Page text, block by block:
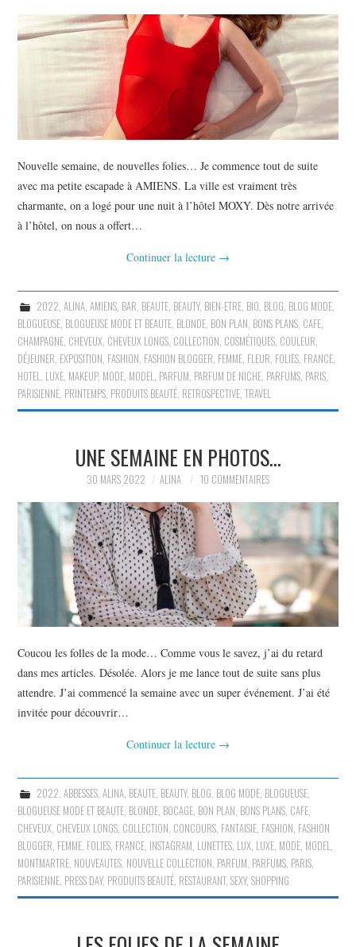
ENVIES DANS LA MODE, LE
LUXE ET LA BEAUTÉ EN Y
AJOUTANT MON PETIT
GRAIN DE FOLIE ET MES
PETITS TUYAUX…
Nouvelle semaine, de nouvelles folies… Je commence tout de suite
avec ma petite escapade à AMIENS. La ville est vraiment très
charmante, on a logé pour une nuit à l’hôtel MOXY. Dès notre arrivée
à l’hôtel, on nous a offert…
Continuer la lecture →
2022 ALINA, AMIENS, BAR BEAUTE, BEAUTY, BIEN-ETRE, BIO BLOG BLOG MODE,
BLOGUEUSE BLOGUEUSE MODE ET BEAUTE BLONDE BON PLAN BONS PLANS CAFE
CHAMPAGNE CHEVEUX CHEVEUX LONGS COLLECTION COSMÉTIQUES COULEUR
DÉJEUNER EXPOSITION FASHION FASHION BLOGGER FEMME FLEUR FOLIES FRANCE
HOTEL LUXE MAKEUP, MODE MODEL PARFUM PARFUM DE NICHE PARFUMS PARIS
PARISIENNE PRINTEMPS PRODUITS BEAUTÉ RETROSPECTIVE ,TRAVEL
UNE SEMAINE EN PHOTOS…
30 MARS 2022 ALINA 10 COMMENTAIRES
Coucou les folles de la mode… Comme vous le savez, j’ai du retard
dans mes articles. Désolée. Alors je me lance tout de suite sans plus
attendre. J’ai commencé la semaine avec un super événement. J’ai été
invitée pour découvrir…
Continuer la lecture →
2022, ABBESSES, ALINA, BEAUTE, BEAUTY, BLOG, BLOG MODE, BLOGUEUSE,
BLOGUEUSE MODE ET BEAUTE, BLONDE, BOCAGE, BON PLAN, BONS PLANS, CAFE,
CHEVEUX, CHEVEUX LONGS, COLLECTION, CONCOURS, FANTAISIE, FASHION, FASHION
BLOGGER, FEMME, FOLIES, FRANCE, INSTAGRAM, LUNETTES, LUX, LUXE, MODE, MODEL,
MONTMARTRE, NOUVEAUTES, NOUVELLE COLLECTION, PARFUM, PARFUMS, PARIS,
PARISIENNE, PRESS DAY, PRODUITS BEAUTÉ, RESTAURANT,SEXY,SHOPPING